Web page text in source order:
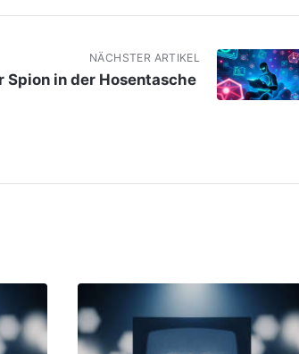
NÄCHSTER ARTIKEL
Spion in der Hosentasche